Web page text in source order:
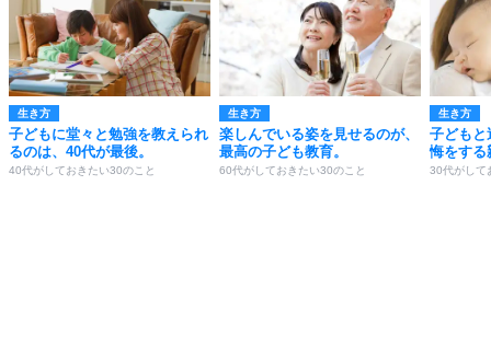
生き方
子どもに堂々と勉強を教えられ
るのは、40代が最後。
40代がしておきたい30のこと
生き方
楽しんでいる姿を見せるのが、
最高の子ども教育。
60代がしておきたい30のこと
生き方
子どもと
悔をする
30代がして